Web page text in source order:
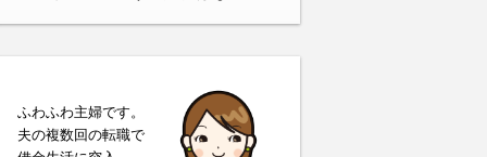
ふわふわ主婦です。
夫の複数回の転職で